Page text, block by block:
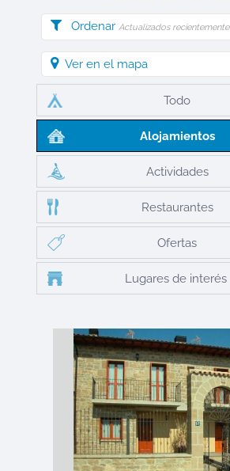
Ordenar Actualizados recientemente
Ver en el mapa
Todo
Alojamientos
Actividades
Restaurantes
Ofertas
Lugares de interés